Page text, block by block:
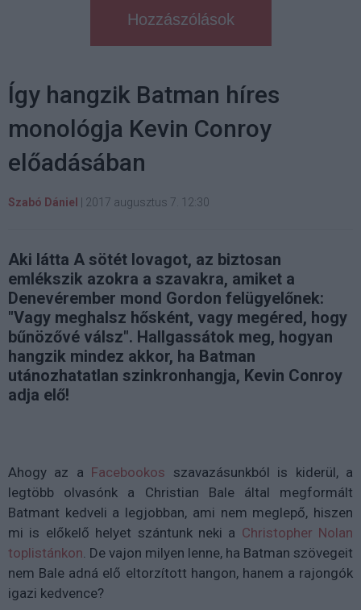
Hozzászólások
Így hangzik Batman híres
monológja Kevin Conroy
előadásában
Szabó Dániel 2017 augusztus 7. 12:30
Aki látta A sötét lovagot, az biztosan
emlékszik azokra a szavakra, amiket a
Denevérember mond Gordon felügyelőnek:
"Vagy meghalsz hősként, vagy megéred, hogy
bűnözővé válsz". Hallgassátok meg, hogyan
hangzik mindez akkor, ha Batman
utánozhatatlan szinkronhangja, Kevin Conroy
adja elő!
Ahogy az a Facebookos szavazásunkból is kiderül, a
legtöbb olvasónk a Christian Bale által megformált
Batmant kedveli a legjobban, ami nem meglepő, hiszen
mi is előkelő helyet szántunk neki a Christopher Nolan
toplistánkon . De vajon milyen lenne, ha Batman szövegeit
nem Bale adná elő eltorzított hangon, hanem a rajongók
igazi kedvence?